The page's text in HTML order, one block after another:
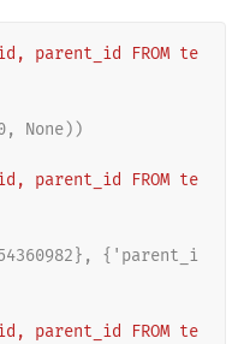
id, parent_id FROM te
None))
id, parent_id FROM te
{'parent_i
id, parent_id FROM te